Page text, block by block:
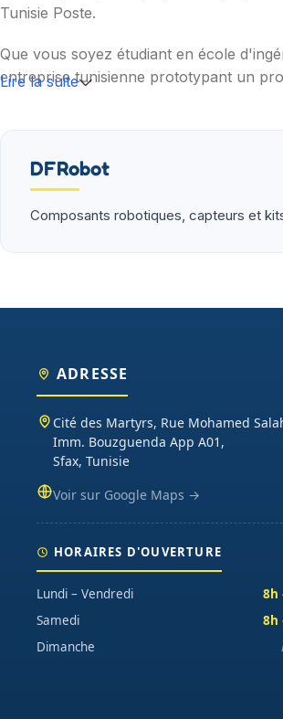
Tunisie Poste.
Que vous soyez étudiant en école
entreprise tunisienne prototypant un
Nos catégories couvrent l'essentiel :
Lire la suite
DFRobot
Composants robotiques, capteurs et
ADRESSE
Cité des Martyrs, Rue Mohamed
Imm. Bouzguenda App A01,
Sfax, Tunisie
Voir sur Google Maps →
HORAIRES D'OUVERTURE
Lundi – Vendredi
8h
Samedi
8h
Dimanche